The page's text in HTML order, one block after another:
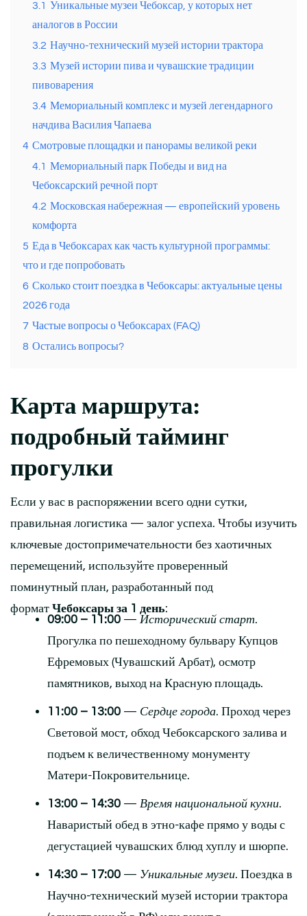
3.1 Уникальные музеи Чебоксар, у которых нет
аналогов в России
3.2 Научно-технический музей истории трактора
3.3 Музей истории пива и чувашские традиции
пивоварения
3.4 Мемориальный комплекс и музей легендарного
начдива Василия Чапаева
4 Смотровые площадки и панорамы великой реки
4.1 Мемориальный парк Победы и вид на
Чебоксарский речной порт
4.2 Московская набережная — европейский уровень
комфорта
5 Еда в Чебоксарах как часть культурной программы:
что и где попробовать
6 Сколько стоит поездка в Чебоксары: актуальные цены
2026 года
7 Частые вопросы о Чебоксарах (FAQ)
8 Остались вопросы?
Карта маршрута:
подробный тайминг
прогулки
Если у вас в распоряжении всего одни сутки,
правильная логистика — залог успеха. Чтобы изучить
ключевые достопримечательности без хаотичных
перемещений, используйте проверенный
поминутный план, разработанный под
формат Чебоксары за 1 день:
09:00 – 11:00 — Исторический старт.
Прогулка по пешеходному бульвару Купцов
Ефремовых (Чувашский Арбат), осмотр
памятников, выход на Красную площадь.
11:00 – 13:00 — Сердце города. Проход через
Световой мост, обход Чебоксарского залива и
подъем к величественному монументу
Матери-Покровительнице.
13:00 – 14:30 — Время национальной кухни.
Наваристый обед в этно-кафе прямо у воды с
дегустацией чувашских блюд хуплу и шюрпе.
14:30 – 17:00 — Уникальные музеи. Поездка в
Научно-технический музей истории трактора